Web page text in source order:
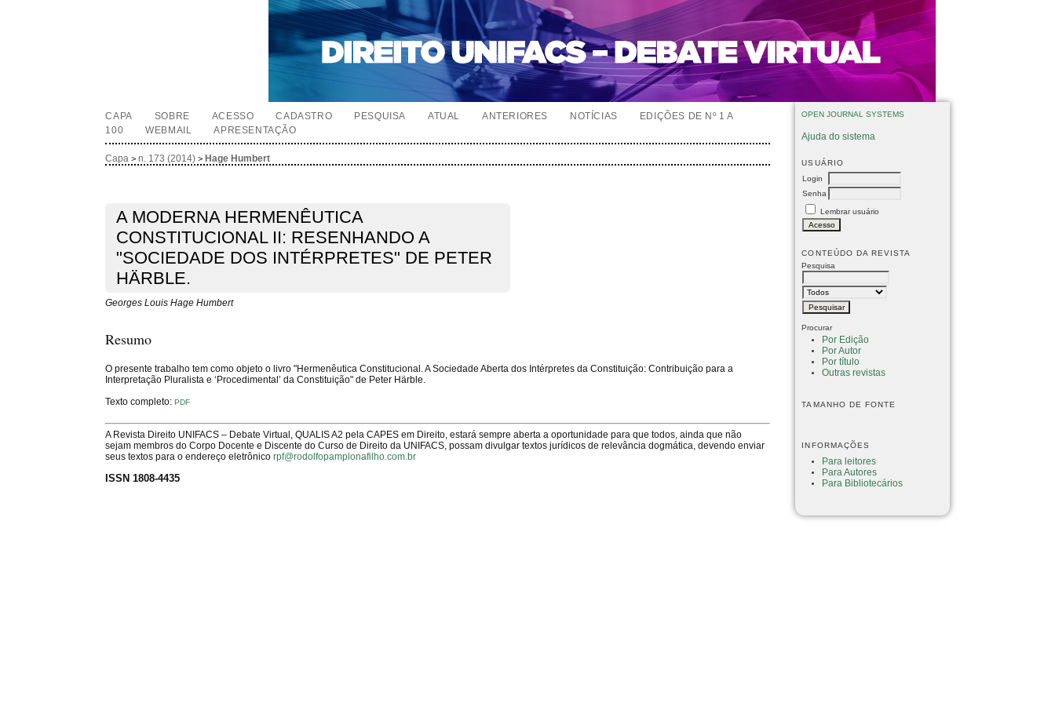
OPEN JOURNAL SYSTEMS
Ajuda do sistema
USUÁRIO
Login
Senha
Lembrar usuário
CONTEÚDO DA REVISTA
Pesquisa
Procurar
Por Edição
Por Autor
Por título
Outras revistas
TAMANHO DE FONTE
INFORMAÇÕES
Para leitores
Para Autores
Para Bibliotecários
CAPA SOBRE ACESSO CADASTRO PESQUISA ATUAL ANTERIORES NOTÍCIAS
EDIÇÕES DE Nº 1 A
100
WEBMAIL APRESENTAÇÃO
Capa >n. 173 (2014) > Hage Humbert
A MODERNA HERMENÊUTICA
CONSTITUCIONAL II: RESENHANDO A
"SOCIEDADE DOS INTÉRPRETES" DE PETER
HÄRBLE.
Georges Louis Hage Humbert
Resumo
O presente trabalho tem como objeto o livro "Hermenêutica Constitucional. A Sociedade Aberta dos Intérpretes da Constituição: Contribuição para a
Interpretação Pluralista e ‘Procedimental’ da Constituição" de Peter Härble.
Texto completo:PDF
A Revista Direito UNIFACS – Debate Virtual, QUALIS A2 pela CAPES em Direito, estará sempre aberta a oportunidade para que todos, ainda que não
sejam membros do Corpo Docente e Discente do Curso de Direito da UNIFACS, possam divulgar textos jurídicos de relevância dogmática, devendo enviar
seus textos para o endereço eletrônicorpf@rodolfopamplonafilho.com.br
ISSN 1808-4435